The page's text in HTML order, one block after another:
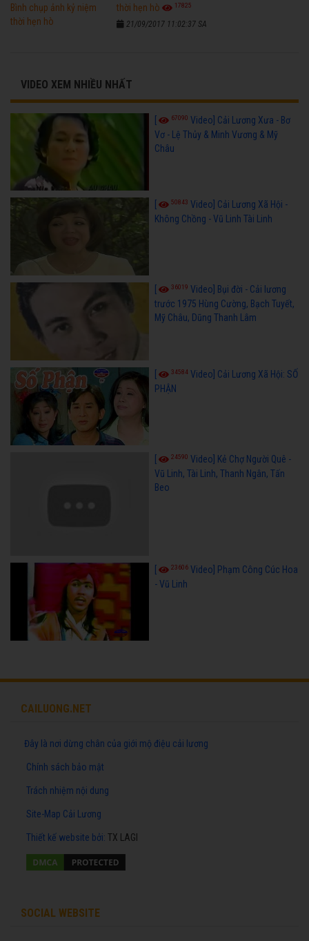
thời hẹn hò
17825
21/09/2017 11:02:37 SA
VIDEO XEM NHIỀU NHẤT
[ 67090 Video] Cải Lương Xưa - Bơ
Vơ - Lệ Thủy & Minh Vương & Mỹ
Châu
50843 Video] Cải Lương Xã Hội -
Không Chồng - Vũ Linh Tài Linh
36019 Video] Bụi đời - Cải lương
trước 1975 Hùng Cường, Bạch Tuyết,
Mỹ Châu, Dũng Thanh Lâm
34584 Video] Cải Lương Xã Hội: SỐ
PHẬN
24590 Video] Kẻ Chợ Người Quê -
Vũ Linh, Tài Linh, Thanh Ngân, Tấn
Beo
23606 Video] Phạm Công Cúc Hoa
- Vũ Linh
CAILUONG.NET
Đây là nơi dừng chân của giới mộ điệu cải lương
Chính sách bảo mật
Trách nhiệm nội dung
Site-Map Cải Lương
Thiết kế website bởi: TX LAGI
SOCIAL WEBSITE